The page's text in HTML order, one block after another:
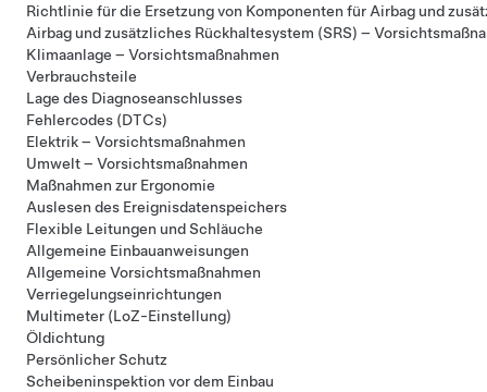
Richtlinie für die Ersetzung von Komponenten für Airbag und
Airbag und zusätzliches Rückhaltesystem (SRS) –
Klimaanlage – Vorsichtsmaßnahmen
Verbrauchsteile
Lage des Diagnoseanschlusses
Fehlercodes (DTCs)
Elektrik – Vorsichtsmaßnahmen
Umwelt – Vorsichtsmaßnahmen
Maßnahmen zur Ergonomie
Auslesen des Ereignisdatenspeichers
Flexible Leitungen und Schläuche
Allgemeine Einbauanweisungen
Allgemeine Vorsichtsmaßnahmen
Verriegelungseinrichtungen
Multimeter (LoZ-Einstellung)
Öldichtung
Persönlicher Schutz
Scheibeninspektion vor dem Einbau